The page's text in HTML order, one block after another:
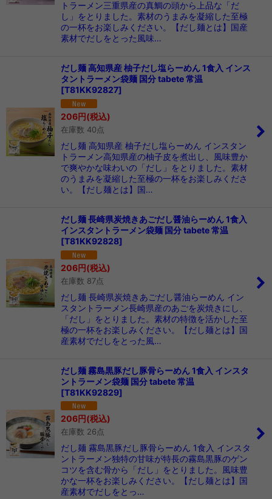
トラーメン三重県産の真鯛の頭から上品な「だ
し」をとりました。素材のうまみを凝縮した至極
の一杯をお楽しみください。【だし麺とは】国産
素材でだしをとった風味…
だし麺 高知県産 柚子だし塩らーめん 1食入 インス
タントラーメン袋麺 国分 tabete 常温
[T81KK92827]
206円(税込)
在庫数 40点
だし麺 高知県産 柚子だし塩らーめん インスタン
トラーメン高知県産の柚子皮を煮出し、風味豊か
で爽やかな味わいの「だし」をとりました。素材
のうまみを凝縮した至極の一杯をお楽しみくださ
い。【だし麺とは】国…
だし麺 長崎県炭焼きあごだし醤油らーめん 1食入
インスタントラーメン袋麺 国分 tabete 常温
[T81KK92828]
206円(税込)
在庫数 87点
だし麺 長崎県炭焼きあごだし醤油らーめん イン
スタントラーメン長崎県産のあごを炭焼きにし、
「だし」をとりました。素材の特徴を活かした至
極の一杯をお楽しみください。【だし麺とは】国
産素材でだしをとった風…
だし麺 霧島黒豚だし豚骨らーめん 1食入 インスタ
ントラーメン袋麺 国分 tabete 常温
[T81KK92829]
206円(税込)
在庫数 26点
だし麺 霧島黒豚だし豚骨らーめん 1食入 インスタ
ントラーメン独特の甘味が特長の霧島黒豚のゲン
コツを含む骨から「だし」をとりました。風味豊
かな一杯をお楽しみください。【だし麺とは】国
産素材でだしをとっ…